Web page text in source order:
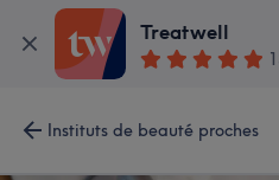
Treatwell
Instituts de beauté proches